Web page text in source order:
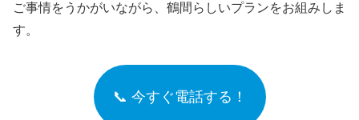
ご事情をうかがいながら、鶴間らしいプランをお組みしま
す。
📞 今すぐ電話する！